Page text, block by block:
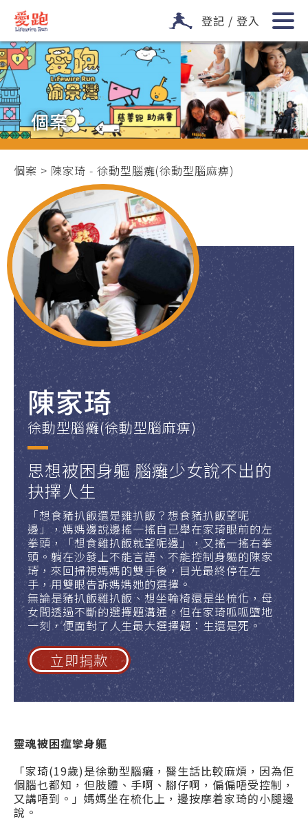
登記 / 登入
個案
個案 > 陳家琦 - 徐動型腦癱(徐動型腦麻痹)
陳家琦
徐動型腦癱(徐動型腦麻痹)
思想被困身軀 腦癱少女說不出的
抉擇人生
「想食豬扒飯還是雞扒飯？想食豬扒飯望呢
邊」，媽媽邊說邊搖一搖自己舉在家琦眼前的左
拳頭，「想食雞扒飯就望呢邊」，又搖一搖右拳
頭。躺在沙發上不能言語、不能控制身軀的陳家
琦，來回掃視媽媽的雙手後，目光最終停在左
手，用雙眼告訴媽媽她的選擇。
無論是豬扒飯雞扒飯、想坐輪椅還是坐梳化，母
女間透過不斷的選擇題溝通。但在家琦呱呱墮地
一刻，便面對了人生最大選擇題：生還是死。
立即捐款
靈魂被困痙攣身軀
「家琦(19歲)是徐動型腦癱，醫生話比較麻煩，因為佢
個腦乜都知，但肢體、手啊、腳仔啊，偏偏唔受控制，
又講唔到。」媽媽坐在梳化上，邊按摩着家琦的小腿邊
說。